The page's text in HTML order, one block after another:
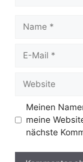
Meinen
meine
nächste